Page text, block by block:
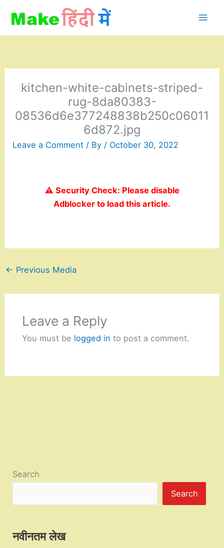
content
kitchen-white-cabinets-striped-
rug-8da80383-
08536d6e377248838b250c06011
6d872.jpg
Leave a Comment / By / October 30, 2022
⚠️ Security Check: Please disable
Adblocker to load this article.
← Previous Media
Leave a Reply
You must be logged in to post a comment.
Search
Search
नवीनतम लेख